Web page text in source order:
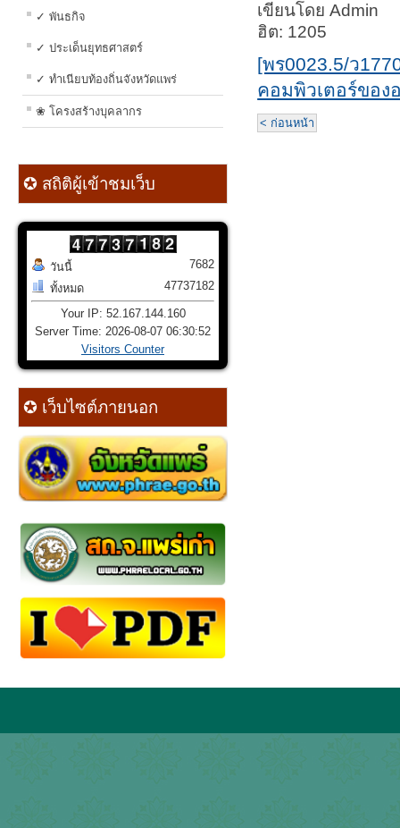
✓ พันธกิจ
✓ ประเด็นยุทธศาสตร์
✓ ทำเนียบท้องถิ่นจังหวัดแพร่
❀ โครงสร้างบุคลากร
✪ สถิติผู้เข้าชมเว็บ
วันนี้
ทั้งหมด
7682
47737182
Your IP: 52.167.144.160
Server Time: 2026-08-07 06:30:52
Visitors Counter
✪ เว็บไซต์ภายนอก
เขียนโดย Admin
ฮิต: 1205
[พร0023.5/ว
คอมพิวเตอร์ของ
< ก่อนหน้า